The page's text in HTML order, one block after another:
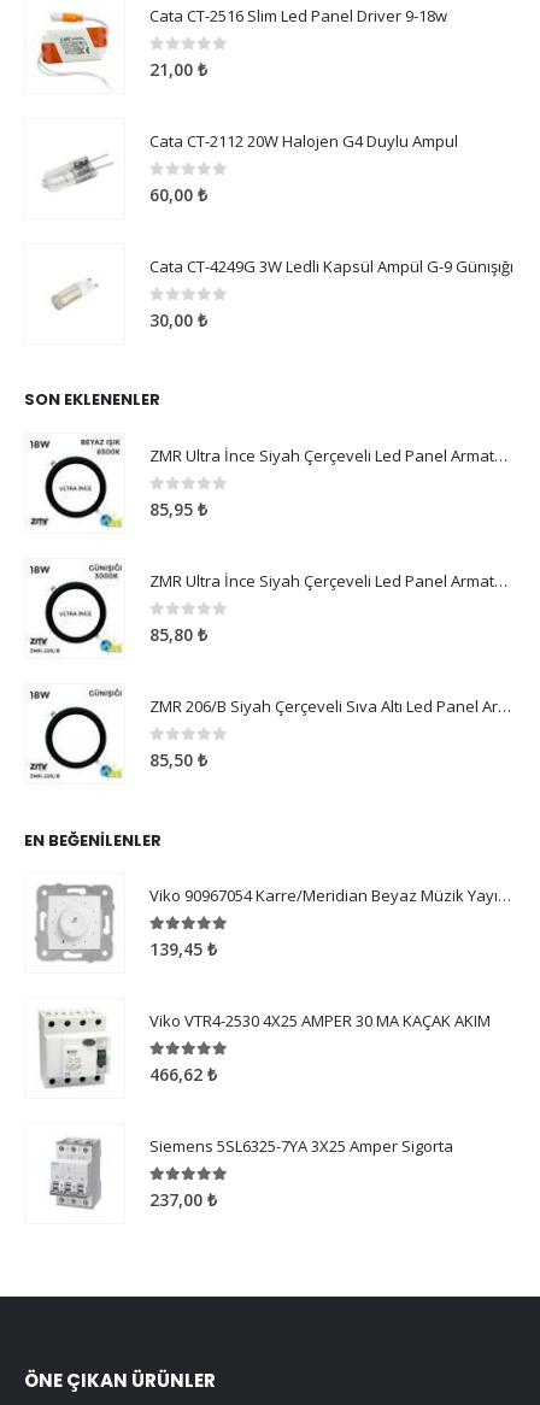
Cata CT-2516 Slim Led Panel Driver 9-18w
0 5 üzerinden
21,00 ₺
Cata CT-2112 20W Halojen G4 Duylu Ampul
0 5 üzerinden
60,00 ₺
Cata CT-4249G 3W Ledli Kapsül Ampül G-9 Günışığı
0 5 üzerinden
30,00 ₺
SON EKLENENLER
ZMR Ultra İnce Siyah Çerçeveli Led Panel Armatür 18W Beyaz Işık
05 üzerinden
85,95 ₺
ZMR Ultra İnce Siyah Çerçeveli Led Panel Armatür 18W Günışığı
05 üzerinden
85,80 ₺
ZMR 206/B Siyah Çerçeveli Sıva Altı Led Panel Armatür 18W Günışığı
05 üzerinden
85,50 ₺
EN BEĞENILENLER
Viko 90967054 Karre/Meridian Beyaz Müzik Yayın Anahtarı Mekanizma
5.00 5 üzerinden
139,45 ₺
Viko VTR4-2530 4X25 AMPER 30 MA KAÇAK AKIM
5.005 üzerinden
466,62 ₺
Siemens 5SL6325-7YA 3X25 Amper Sigorta
5.005 üzerinden
237,00 ₺
ÖNE ÇIKAN ÜRÜNLER